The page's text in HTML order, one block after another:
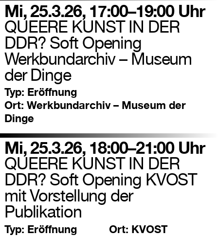
Mi, 25.3.26, 17:00–19:00 Uhr
QUEERE KUNST IN DER
DDR? Soft Opening
Werkbundarchiv – Museum
der Dinge
Typ: Eröffnung
Ort: Werkbundarchiv – Museum der
Dinge
Mi, 25.3.26, 18:00–21:00 Uhr
QUEERE KUNST IN DER
DDR? Soft Opening KVOST
mit Vorstellung der
Publikation
Typ: Eröffnung Ort: KVOST